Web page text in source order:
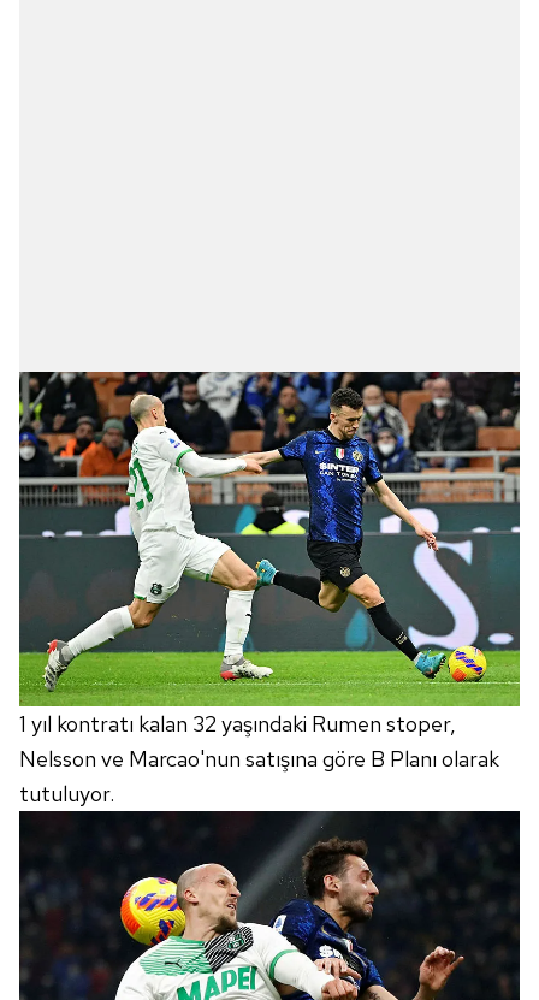
1 yıl kontratı kalan 32 yaşındaki Rumen stoper,
Nelsson ve Marcao'nun satışına göre B Planı olarak
tutuluyor.